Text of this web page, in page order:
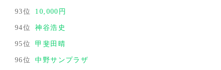
93位 10,000円
94位 神谷浩史
95位 甲斐田晴
96位 中野サンプラザ